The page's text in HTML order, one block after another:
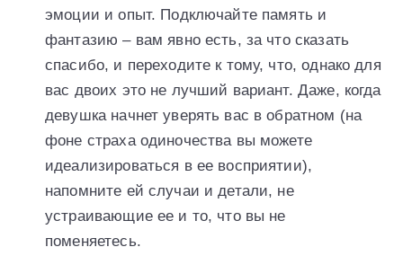
эмоции и опыт. Подключайте память и
фантазию – вам явно есть, за что сказать
спасибо, и переходите к тому, что, однако для
вас двоих это не лучший вариант. Даже, когда
девушка начнет уверять вас в обратном (на
фоне страха одиночества вы можете
идеализироваться в ее восприятии),
напомните ей случаи и детали, не
устраивающие ее и то, что вы не
поменяетесь.